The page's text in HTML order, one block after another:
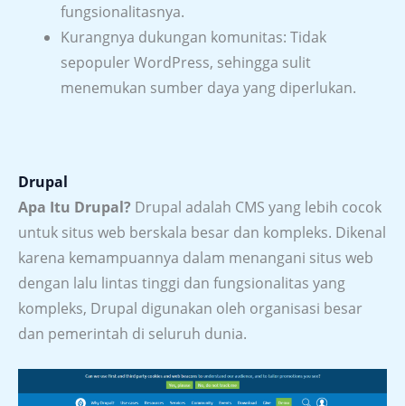
fungsionalitasnya.
Kurangnya dukungan komunitas: Tidak
sepopuler WordPress, sehingga sulit
menemukan sumber daya yang diperlukan.
Drupal
Apa Itu Drupal? Drupal adalah CMS yang lebih cocok
untuk situs web berskala besar dan kompleks. Dikenal
karena kemampuannya dalam menangani situs web
dengan lalu lintas tinggi dan fungsionalitas yang
kompleks, Drupal digunakan oleh organisasi besar
dan pemerintah di seluruh dunia.